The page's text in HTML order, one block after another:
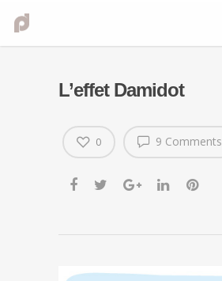
L’effet Damidot
9 Comments
0